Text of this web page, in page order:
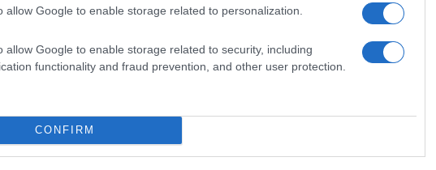
allow Google to enable storage related to personalization.
allow Google to enable storage related to security, including
functionality and fraud prevention, and other user protection.
CONFIRM